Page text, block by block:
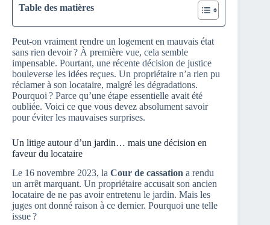
Table des matières
Peut-on vraiment rendre un logement en mauvais état
sans rien devoir ? À première vue, cela semble
impensable. Pourtant, une récente décision de justice
bouleverse les idées reçues. Un propriétaire n’a rien pu
réclamer à son locataire, malgré les dégradations.
Pourquoi ? Parce qu’une étape essentielle avait été
oubliée. Voici ce que vous devez absolument savoir
pour éviter les mauvaises surprises.
Un litige autour d’un jardin… mais une décision en
faveur du locataire
Le 16 novembre 2023, la Cour de cassation a rendu
un arrêt marquant. Un propriétaire accusait son ancien
locataire de ne pas avoir entretenu le jardin. Mais les
juges ont donné raison à ce dernier. Pourquoi une telle
issue ?